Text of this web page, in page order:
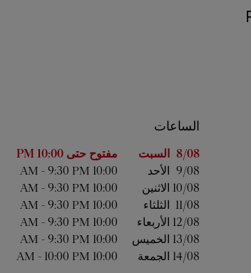
الساعات
اليوم من الأسبوع الساعات 8/08 السبت مفتوح حتى10:00 PM
9/08 الأحد 10:00 AM
- 9:30 PM
10/08 الاثنين 10:00 AM
- 9:30 PM
11/08 الثلثاء 10:00 AM
- 9:30 PM
12/08 الأربعاء 10:00 AM
- 9:30 PM
13/08 الخميس 10:00 AM
- 9:30 PM
14/08 الجمعة 10:00 AM
- 10:00 PM